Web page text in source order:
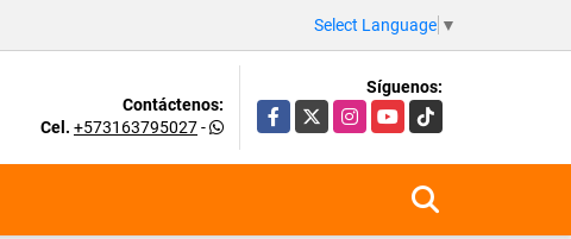
Select Language ▼
Contáctenos:
Cel. +573163795027-
Síguenos:
Facebook
X InstagramYouTubeTikTok